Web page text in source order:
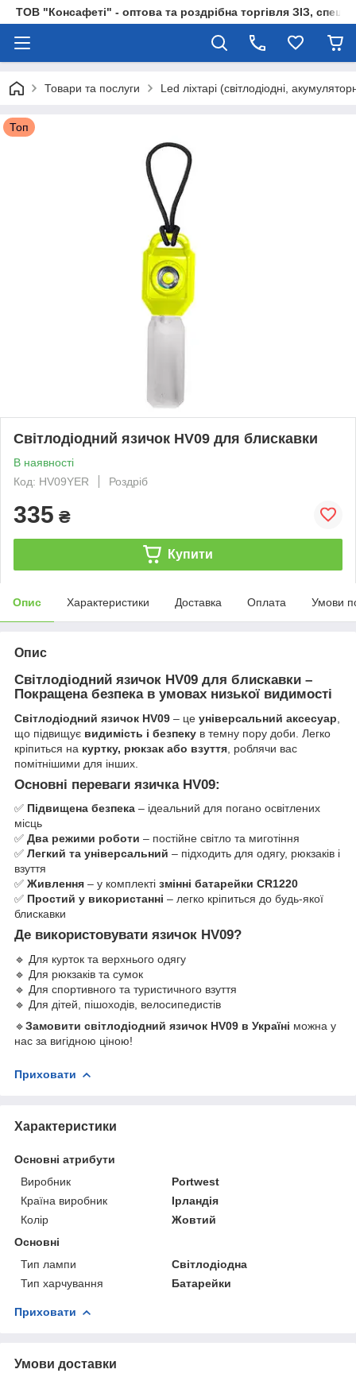
ТОВ "Консафеті" - оптова та роздрібна торгівля ЗІЗ,
Товари та послуги Led ліхтарі (світлодіодні,
Топ
Світлодіодний язичок HV09 для блискавки
В наявності
Код: HV09YER
Роздріб
335 ₴
Купити
Опис Характеристики Доставка Оплата Умови
Опис
Світлодіодний язичок HV09 для блискавки –
Покращена безпека в умовах низької видимості
Світлодіодний язичок HV09 – це універсальний аксесуар
що підвищує видимість і безпеку в темну пору доби. Легко
кріпиться на куртку, рюкзак або взуття , роблячи вас
помітнішими для інших.
Основні переваги язичка HV09:
✅ Підвищена безпека – ідеальний для погано освітлених
місць
✅ Два режими роботи – постійне світло та миготіння
✅ Легкий та універсальний – підходить для одягу, рюкзаків і
взуття
✅ Живлення – у комплекті змінні батарейки CR1220
✅ Простий у використанні – легко кріпиться до будь-якої
блискавки
Де використовувати язичок HV09?
🔹 Для курток та верхнього одягу
🔹 Для рюкзаків та сумок
🔹 Для спортивного та туристичного взуття
🔹 Для дітей, пішоходів, велосипедистів
🔹Замовити світлодіодний язичок HV09 в Україні можна у
нас за вигідною ціною!
Приховати
Характеристики
Основні атрибути
Виробник
Portwest
Країна виробник
Ірландія
Колір
Жовтий
Основні
Тип лампи
Світлодіодна
Тип харчування
Батарейки
Приховати
Умови доставки